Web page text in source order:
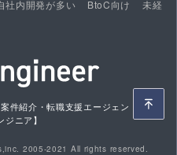
社内開発が多い BtoC向け
未経
件紹介・転職支援エージェント
ジニア】
2005-2021 All rights reserved.